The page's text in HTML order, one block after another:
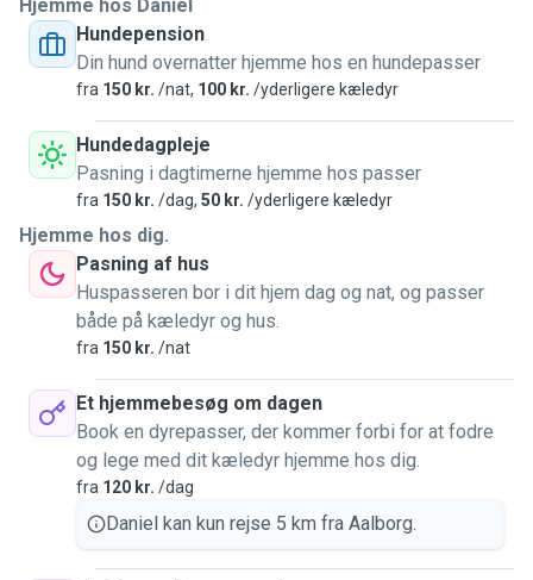
Hjemme hos Daniel
Hundepension
Din hund overnatter hjemme hos en hundepasser
fra 150 kr. /nat, 100 kr. /yderligere kæledyr
Hundedagpleje
Pasning i dagtimerne hjemme hos passer
fra 150 kr. /dag, 50 kr. /yderligere kæledyr
Hjemme hos dig.
Pasning af hus
Huspasseren bor i dit hjem dag og nat, og passer
både på kæledyr og hus.
fra 150 kr. /nat
Et hjemmebesøg om dagen
Book en dyrepasser, der kommer forbi for at fodre
og lege med dit kæledyr hjemme hos dig.
fra 120 kr. /dag
Daniel kan kun rejse 5 km fra Aalborg.